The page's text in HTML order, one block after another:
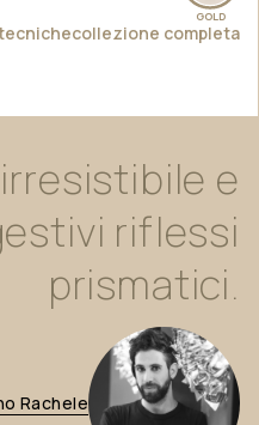
GOLD
collezione completa
irresistibile e
riflessi
prismatici.
Rachele